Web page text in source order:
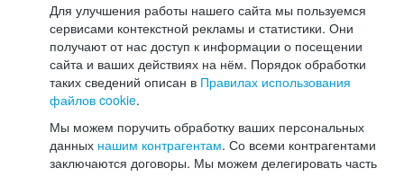
Для улучшения работы нашего сайта мы пользуемся
сервисами контекстной рекламы и статистики. Они
получают от нас доступ к информации о посещении
сайта и ваших действиях на нём. Порядок обработки
таких сведений описан в Правилах использования
файлов cookie.
Мы можем поручить обработку ваших персональных
данных нашим контрагентам. Со всеми контрагентами
заключаются договоры. Мы можем делегировать часть